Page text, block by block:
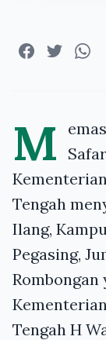
M
Tengah
Ilang,
Pegasing,
Tengah H